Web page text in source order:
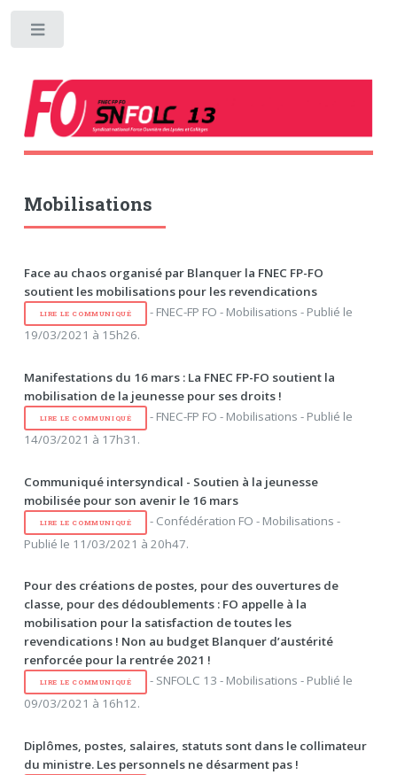
Mobilisations
Face au chaos organisé par Blanquer la FNEC FP-FO
soutient les mobilisations pour les revendications
LIRE LE COMMUNIQUÉ
- FNEC-FP FO - Mobilisations - Publié le
19/03/2021 à 15h26.
Manifestations du 16 mars : La FNEC FP-FO soutient la
mobilisation de la jeunesse pour ses droits !
LIRE LE COMMUNIQUÉ
- FNEC-FP FO - Mobilisations - Publié le
14/03/2021 à 17h31.
Communiqué intersyndical - Soutien à la jeunesse
mobilisée pour son avenir le 16 mars
LIRE LE COMMUNIQUÉ
- Confédération FO - Mobilisations -
Publié le 11/03/2021 à 20h47.
Pour des créations de postes, pour des ouvertures de
classe, pour des dédoublements : FO appelle à la
mobilisation pour la satisfaction de toutes les
revendications ! Non au budget Blanquer d’austérité
renforcée pour la rentrée 2021 !
LIRE LE COMMUNIQUÉ
- SNFOLC 13 - Mobilisations - Publié le
09/03/2021 à 16h12.
Diplômes, postes, salaires, statuts sont dans le collimateur
du ministre. Les personnels ne désarment pas !